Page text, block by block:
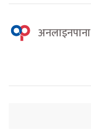
अनलाइनपाना